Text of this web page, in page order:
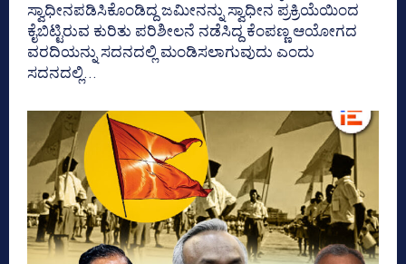
ಸ್ವಾಧೀನಪಡಿಸಿಕೊಂಡಿದ್ದ ಜಮೀನನ್ನು ಸ್ವಾಧೀನ ಪ್ರಕ್ರಿಯೆಯಿಂದ
ಕೈಬಿಟ್ಟಿರುವ ಕುರಿತು ಪರಿಶೀಲನೆ ನಡೆಸಿದ್ದ ಕೆಂಪಣ್ಣ ಆಯೋಗದ
ವರದಿಯನ್ನು ಸದನದಲ್ಲಿ ಮಂಡಿಸಲಾಗುವುದು ಎಂದು
ಸದನದಲ್ಲಿ...